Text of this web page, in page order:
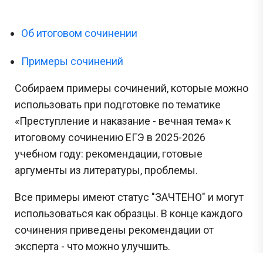
Об итоговом сочинении
Примеры сочинений
Собираем примеры сочинений, которые можно
использовать при подготовке по тематике
«Преступление и наказание - вечная тема» к
итоговому сочинению ЕГЭ в 2025-2026
учебном году: рекомендации, готовые
аргументы из литературы, проблемы.
Все примеры имеют статус "ЗАЧТЕНО" и могут
использоваться как образцы. В конце каждого
сочинения приведены рекомендации от
эксперта - что можно улучшить.